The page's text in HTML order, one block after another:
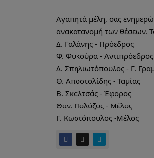
Αγαπητά μέλη, σας
ανακατανομή των θέσεων.
Δ. Γαλάνης - Πρόεδρος
Φ. Φυκούρα - Αντιπρόεδρος
Δ. Σπηλιωτόπουλος - Γ.
Θ. Αποστολίδης - Ταμίας
Β. Σκαλτσάς - Έφορος
Θαν. Πολύζος - Μέλος
Γ. Κωστόπουλος -Μέλος